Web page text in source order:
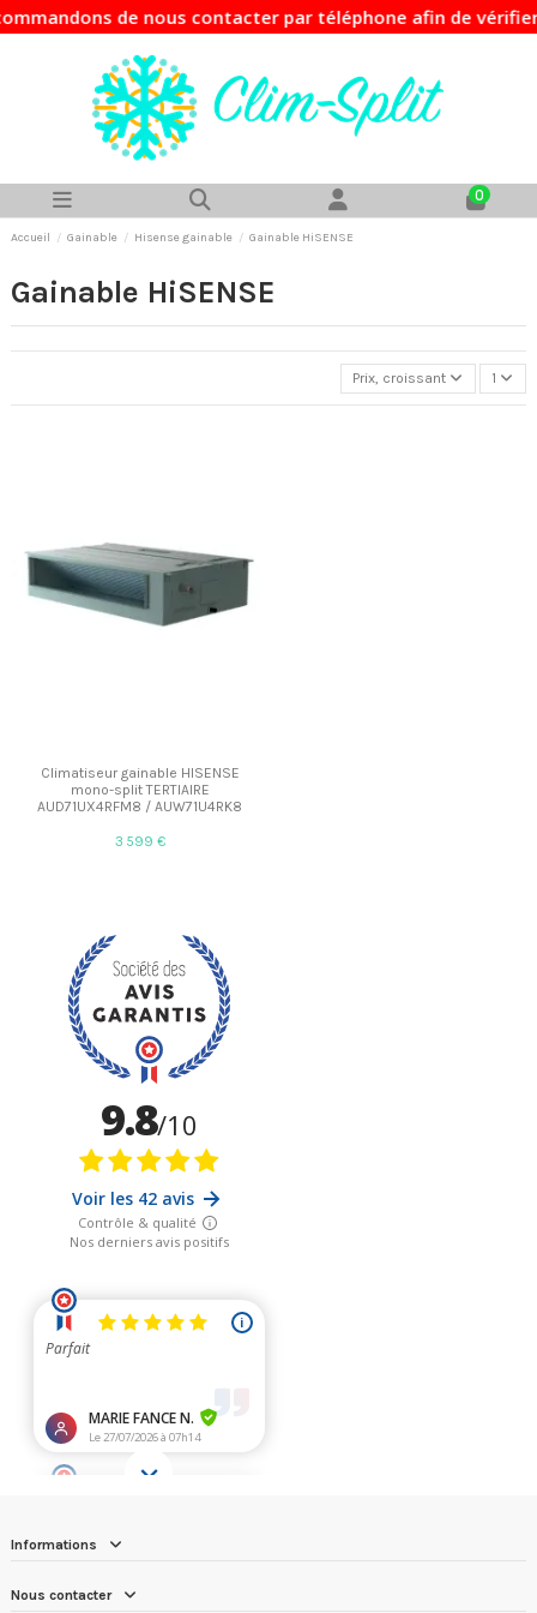
de nous contacter par téléphone afin de
0
Accueil Gainable Hisense gainable Gainable HiSENSE
Gainable HiSENSE
Prix, croissant 1
Climatiseur gainable HISENSE
mono-split TERTIAIRE
AUD71UX4RFM8 / AUW71U4RK8
3 599 €
Informations
Nous contacter